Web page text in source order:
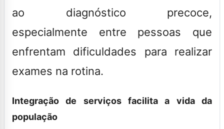
ao diagnóstico precoce,
especialmente entre pessoas que
enfrentam dificuldades para realizar
exames na rotina.
Integração de serviços facilita a vida da
população